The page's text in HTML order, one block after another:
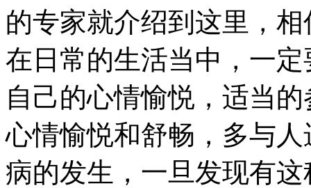
的专家就介绍到这里，
在日常的生活当中，一
自己的心情愉悦，适当
心情愉悦和舒畅，多与
病的发生，一旦发现有